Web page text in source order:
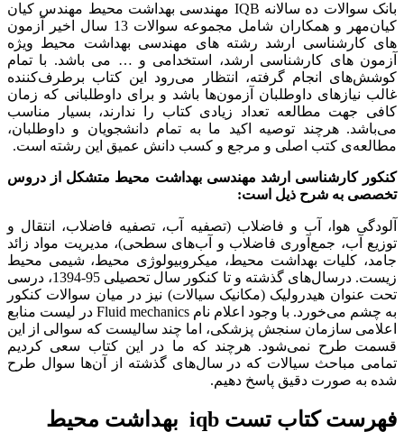
بانک سوالات ده سالانه IQB مهندسی بهداشت محیط مهندس کیان
کیان‌مهر و همکاران شامل مجموعه سوالات 13 سال اخیر آزمون
های کارشناسی ارشد رشته های مهندسی بهداشت محیط ویژه
آزمون های کارشناسی ارشد، استخدامی و … می باشد. با تمام
کوشش‌های انجام‌ گرفته، انتظار می‌رود این کتاب برطرف‌کننده
غالب نیازهای داوطلبان آزمون‌ها باشد و برای داوطلبانی که زمان
کافی جهت مطالعه تعداد زیادی کتاب را ندارند، بسیار مناسب
می‌باشد. هرچند توصیه اکید ما به تمام دانشجویان و داوطلبان،
مطالعه‌ی کتب اصلی و مرجع و کسب دانش عمیق این رشته است.
کنکور کارشناسی ارشد مهندسی بهداشت محیط متشکل از دروس
تخصصی به شرح ذیل است:
آلودگی هوا، آب و فاضلاب (تصفیه آب، تصفیه فاضلاب، انتقال و
توزیع آب، جمع‌آوری فاضلاب و آب‌های سطحی)، مدیریت مواد زائد
جامد، کلیات بهداشت محیط، میکروبیولوژی محیط، شیمی محیط
زیست. درسال‌های گذشته و تا کنکور سال تحصیلی 95-1394، درسی
تحت عنوان هیدرولیک (مکانیک سیالات) نیز در میان سوالات کنکور
به چشم می‌خورد. با وجود اعلام نام Fluid mechanics در لیست منابع
اعلامی سازمان سنجش پزشکی، اما چند سالیست که سوالی از این
قسمت طرح نمی‌شود. هرچند که ما در این کتاب سعی کردیم
تمامی مباحث سیالات که در سال‌های گذشته از آن‌ها سوال طرح
شده به صورت دقیق پاسخ دهیم.
فهرست کتاب تست iqb بهداشت محیط